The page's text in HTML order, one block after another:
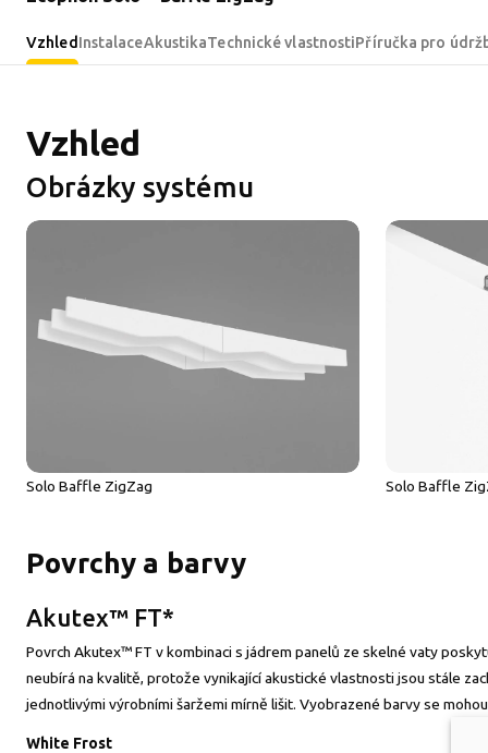
Vzhled InstalaceAkustikaTechnické vlastnostiPříručka pro
Vzhled
Obrázky systému
Solo Baffle ZigZag Solo Baffle
Povrchy a barvy
Akutex™ FT*
Povrch Akutex™ FT v kombinaci s jádrem panelů ze skelné vaty
neubírá na kvalitě, protože vynikající akustické vlastnosti jsou stále
jednotlivými výrobními šaržemi mírně lišit. Vyobrazené barvy se
White Frost